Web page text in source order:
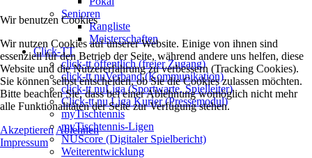
Senioren
Rangliste
Meisterschaften
Click-TT
click-tt öffentlich (freier Zugang)
click-tt nuVerband (Kommunikation)
click-tt nuLiga (Sportwarte, Spielleiter)
Click-tt nu Liga Kurier (Pressemodul)
myTischtennis
myTischtennis-Ligen
NUScore (Digitaler Spielbericht)
Weiterentwicklung
Wir benutzen Cookies
Wir nutzen Cookies auf unserer Website. Einige von ihnen sind
essenziell für den Betrieb der Seite, während andere uns helfen, diese
Website und die Nutzererfahrung zu verbessern (Tracking Cookies).
Sie können selbst entscheiden, ob Sie die Cookies zulassen möchten.
Bitte beachten Sie, dass bei einer Ablehnung womöglich nicht mehr
alle Funktionalitäten der Seite zur Verfügung stehen.
Akzeptieren Ablehnen
Impressum